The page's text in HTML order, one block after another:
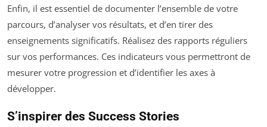
Enfin, il est essentiel de documenter l’ensemble de votre
parcours, d’analyser vos résultats, et d’en tirer des
enseignements significatifs. Réalisez des rapports réguliers
sur vos performances. Ces indicateurs vous permettront de
mesurer votre progression et d’identifier les axes à
développer.
S’inspirer des Success Stories